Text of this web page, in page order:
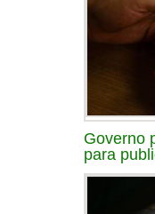
Governo
para